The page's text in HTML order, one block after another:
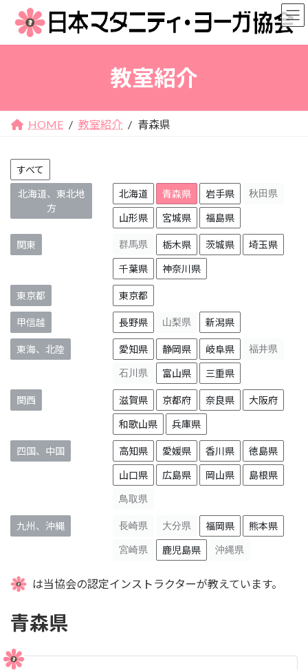
教室紹介
HOME 教室紹介 青森県
すべて
北海道、東北地
方
北海道 青森県 岩手県 秋田県
山形県 宮城県 福島県
関東 群馬県 栃木県 茨城県 埼玉県
千葉県 神奈川県
東京都 東京都
甲信越 長野県 山梨県 新潟県
東海、北陸 愛知県 静岡県 岐阜県 福井県
石川県 富山県 三重県
関西 滋賀県 京都府 奈良県 大阪府
和歌山県 兵庫県
四国、中国 高知県 愛媛県 香川県 徳島県
山口県 広島県 岡山県 島根県
鳥取県
九州、沖縄 長崎県 大分県 福岡県 熊本県
宮崎県 鹿児島県 沖縄県
は当協会の認定インストラクターが教えています。
青森県